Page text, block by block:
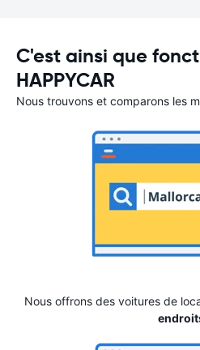
C'est ainsi que
HAPPYCAR
Nous trouvons et comparons les
Nous offrons des voitures de